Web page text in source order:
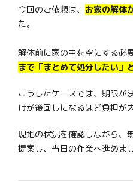
今回のご依頼は、 お家の解体
た。
解体前に家の中を空にする必
まで「まとめて処分したい」
こうしたケースでは、期限が
けが後回しになるほど負担が
現地の状況を確認しながら、
提案し、当日の作業へ進めまし